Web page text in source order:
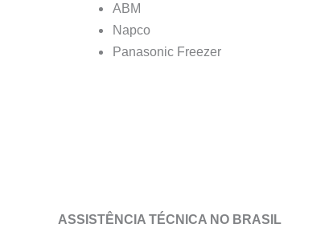
ABM
Napco
Panasonic Freezer
ASSISTÊNCIA TÉCNICA NO BRASIL